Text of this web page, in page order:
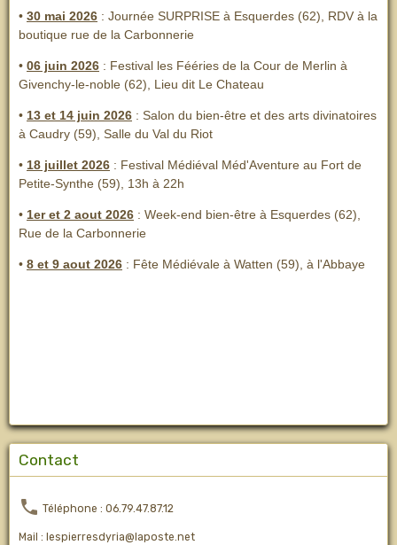
• 30 mai 2026 : Journée SURPRISE à Esquerdes (62), RDV à la
boutique rue de la Carbonnerie
• 06 juin 2026 : Festival les Fééries de la Cour de Merlin à
Givenchy-le-noble (62), Lieu dit Le Chateau
• 13 et 14 juin 2026 : Salon du bien-être et des arts divinatoires
à Caudry (59), Salle du Val du Riot
• 18 juillet 2026 : Festival Médiéval Méd'Aventure au Fort de
Petite-Synthe (59), 13h à 22h
• 1er et 2 aout 2026 : Week-end bien-être à Esquerdes (62),
Rue de la Carbonnerie
• 8 et 9 aout 2026 : Fête Médiévale à Watten (59), à l'Abbaye
Contact
Téléphone : 06.79.47.87.12
Mail : lespierresdyria@laposte.net